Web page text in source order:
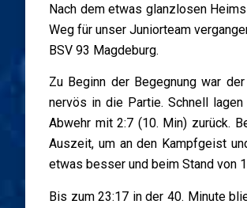
Nach dem etwas glanzlosen
Weg für unser Juniorteam
BSV 93 Magdeburg.
Zu Beginn der Begegnung war
nervös in die Partie. Schnell
Abwehr mit 2:7 (10. Min) zurück.
Auszeit, um an den Kampfgeist
etwas besser und beim Stand von
Bis zum 23:17 in der 40. Minute